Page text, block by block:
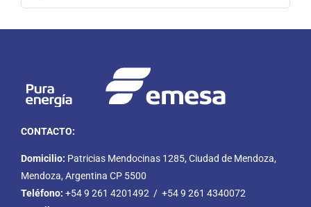
CONTACTO:
Domicilio: Patricias Mendocinas 1285, Ciudad de Mendoza,
Mendoza, Argentina CP 5500
Teléfono: +54 9 261 4201492 / +54 9 261 4340072